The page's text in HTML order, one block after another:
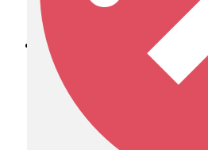
Diócesis de Zipaquirá